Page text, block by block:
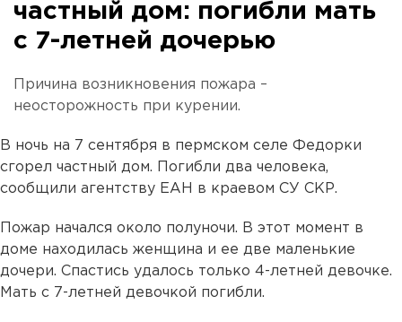
частный дом: погибли мать
с 7-летней дочерью
Причина возникновения пожара –
неосторожность при курении.
В ночь на 7 сентября в пермском селе Федорки
сгорел частный дом. Погибли два человека,
сообщили агентству ЕАН в краевом СУ СКР.
Пожар начался около полуночи. В этот момент в
доме находилась женщина и ее две маленькие
дочери. Спастись удалось только 4-летней девочке.
Мать с 7-летней девочкой погибли.